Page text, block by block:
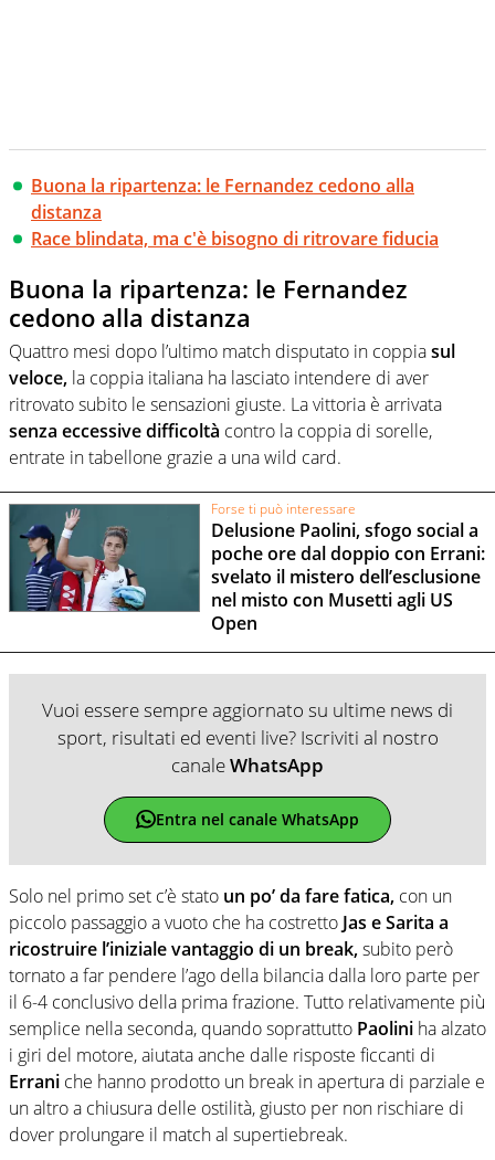
Buona la ripartenza: le Fernandez cedono alla
distanza
Race blindata, ma c'è bisogno di ritrovare fiducia
Buona la ripartenza: le Fernandez
cedono alla distanza
Quattro mesi dopo l’ultimo match disputato in coppiasul
veloce, la coppia italiana ha lasciato intendere di aver
ritrovato subito le sensazioni giuste. La vittoria è arrivata
senza eccessive difficoltà contro la coppia di sorelle,
entrate in tabellone grazie a una wild card.
Forse ti può interessare
Delusione Paolini, sfogo social a
poche ore dal doppio con Errani:
svelato il mistero dell’esclusione
nel misto con Musetti agli US
Open
Vuoi essere sempre aggiornato su ultime news di
sport, risultati ed eventi live? Iscriviti al nostro
canaleWhatsApp
Entra nel canale WhatsApp
Solo nel primo set c’è stato un po’ da fare fatica, con un
piccolo passaggio a vuoto che ha costretto Jas e Sarita a
ricostruire l’iniziale vantaggio di un break,subito però
tornato a far pendere l’ago della bilancia dalla loro parte per
il 6-4 conclusivo della prima frazione. Tutto relativamente più
semplice nella seconda, quando soprattutto Paolini ha alzato
i giri del motore, aiutata anche dalle risposte ficcanti di
Errani che hanno prodotto un break in apertura di parziale e
un altro a chiusura delle ostilità, giusto per non rischiare di
dover prolungare il match al supertiebreak.